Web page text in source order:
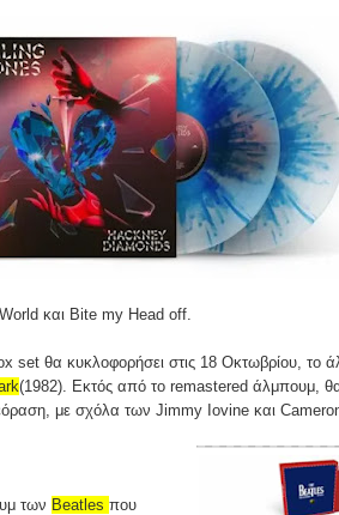
και Bite my Head off.
set θα κυκλοφορήσει στις 18 Οκτωβρίου, το
(1982). Εκτός από το remastered άλμπουμ, θα
με σχόλα των Jimmy Iovine και
των Beatles που